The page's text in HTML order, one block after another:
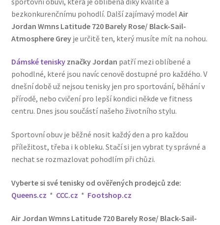
bezkonkurenčnímu pohodlí. Další zajímavý model Air
Jordan Wmns Latitude 720 Barely Rose/ Black-Sail-
Atmosphere Greyje určitě ten, který musíte mít na nohou.
Dámské teniskyznačky Jordan patří mezi oblíbené a
pohodlné, které jsou navíc cenově dostupné pro každého. V
dnešní době už nejsou tenisky jen pro sportování, běhání v
přírodě, nebo cvičení pro lepší kondici někde ve fitness
centru. Dnes jsou součástí našeho životního stylu.
Sportovní obuv je běžné nosit každý den a pro každou
příležitost, třeba i k obleku. Stačí si jen vybrat ty správné a
nechat se rozmazlovat pohodlím při chůzi.
Vyberte si své tenisky od ověřených prodejců zde:
Queens.cz * CCC.cz * Footshop.cz
Air Jordan Wmns Latitude 720 Barely Rose/ Black-Sail-